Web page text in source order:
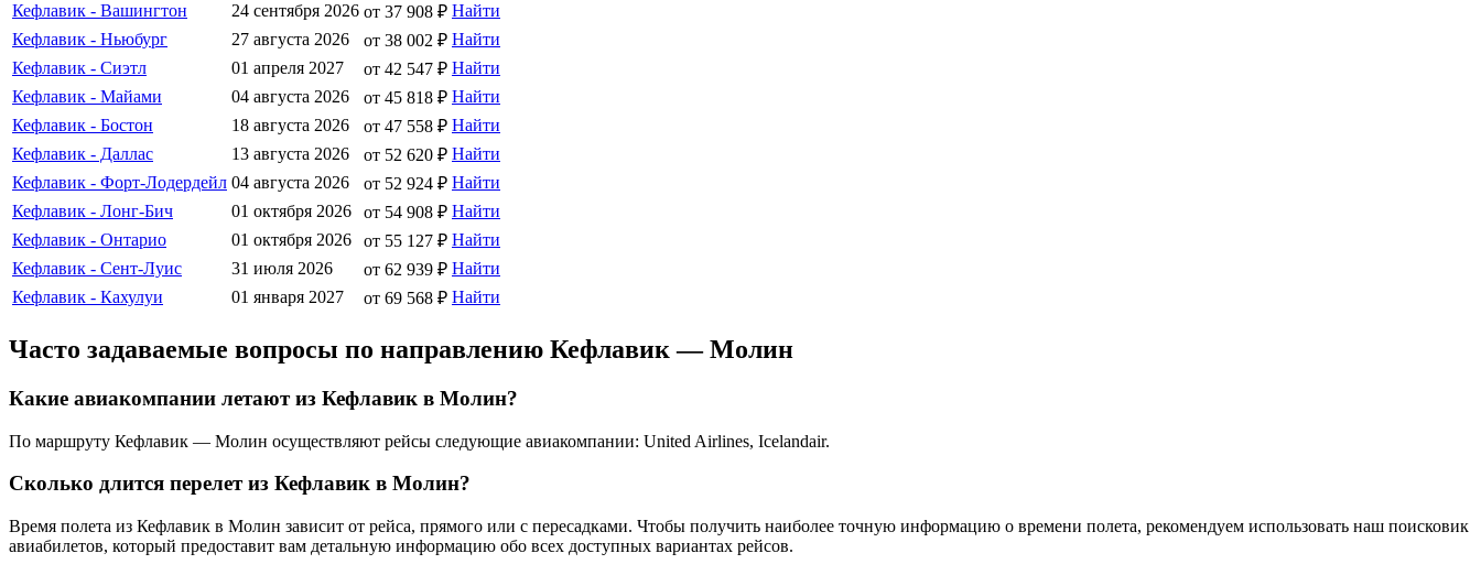
Кефлавик - Вашингтон
24 сентября 2026 от 37 908 ₽ Найти
Кефлавик - Ньюбург
27 августа 2026 от 38 002 ₽ Найти
Кефлавик - Сиэтл
01 апреля 2027 от 42 547 ₽ Найти
Кефлавик - Майами
04 августа 2026 от 45 818 ₽ Найти
Кефлавик - Бостон
18 августа 2026 от 47 558 ₽ Найти
Кефлавик - Даллас
13 августа 2026 от 52 620 ₽ Найти
Кефлавик - Форт-Лодердейл 04 августа 2026 от 52 924 ₽ Найти
Кефлавик - Лонг-Бич
01 октября 2026 от 54 908 ₽ Найти
Кефлавик - Онтарио
01 октября 2026 от 55 127 ₽ Найти
Кефлавик - Сент-Луис
31 июля 2026 от 62 939 ₽ Найти
Кефлавик - Кахулуи
01 января 2027 от 69 568 ₽ Найти
Часто задаваемые вопросы по направлению Кефлавик — Молин
Какие авиакомпании летают из Кефлавик в Молин?
По маршруту Кефлавик — Молин осуществляют рейсы следующие авиакомпании: United Airlines, Icelandair.
Сколько длится перелет из Кефлавик в Молин?
Время полета из Кефлавик в Молин зависит от рейса, прямого или с пересадками. Чтобы получить наиболее точную информацию о времени полета, рекомендуем использовать наш поисковик
авиабилетов, который предоставит вам детальную информацию обо всех доступных вариантах рейсов.